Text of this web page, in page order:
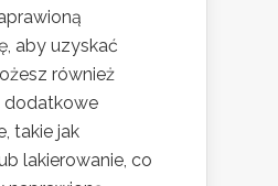
aby uzyskać
również
dodatkowe
takie jak
lakierowanie, co